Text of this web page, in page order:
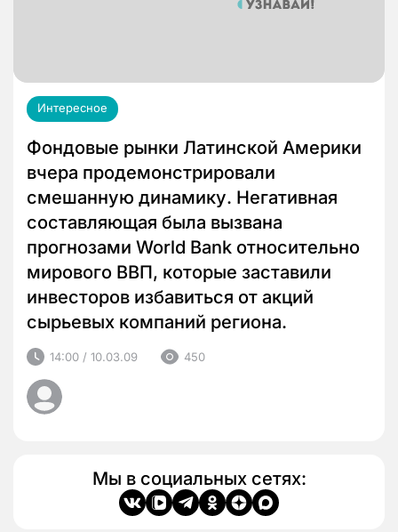
Интересное
Фондовые рынки Латинской Америки
вчера продемонстрировали
смешанную динамику. Негативная
составляющая была вызвана
прогнозами World Bank относительно
мирового ВВП, которые заставили
инвесторов избавиться от акций
сырьевых компаний региона.
14:00 / 10.03.09 450
Мы в социальных сетях: